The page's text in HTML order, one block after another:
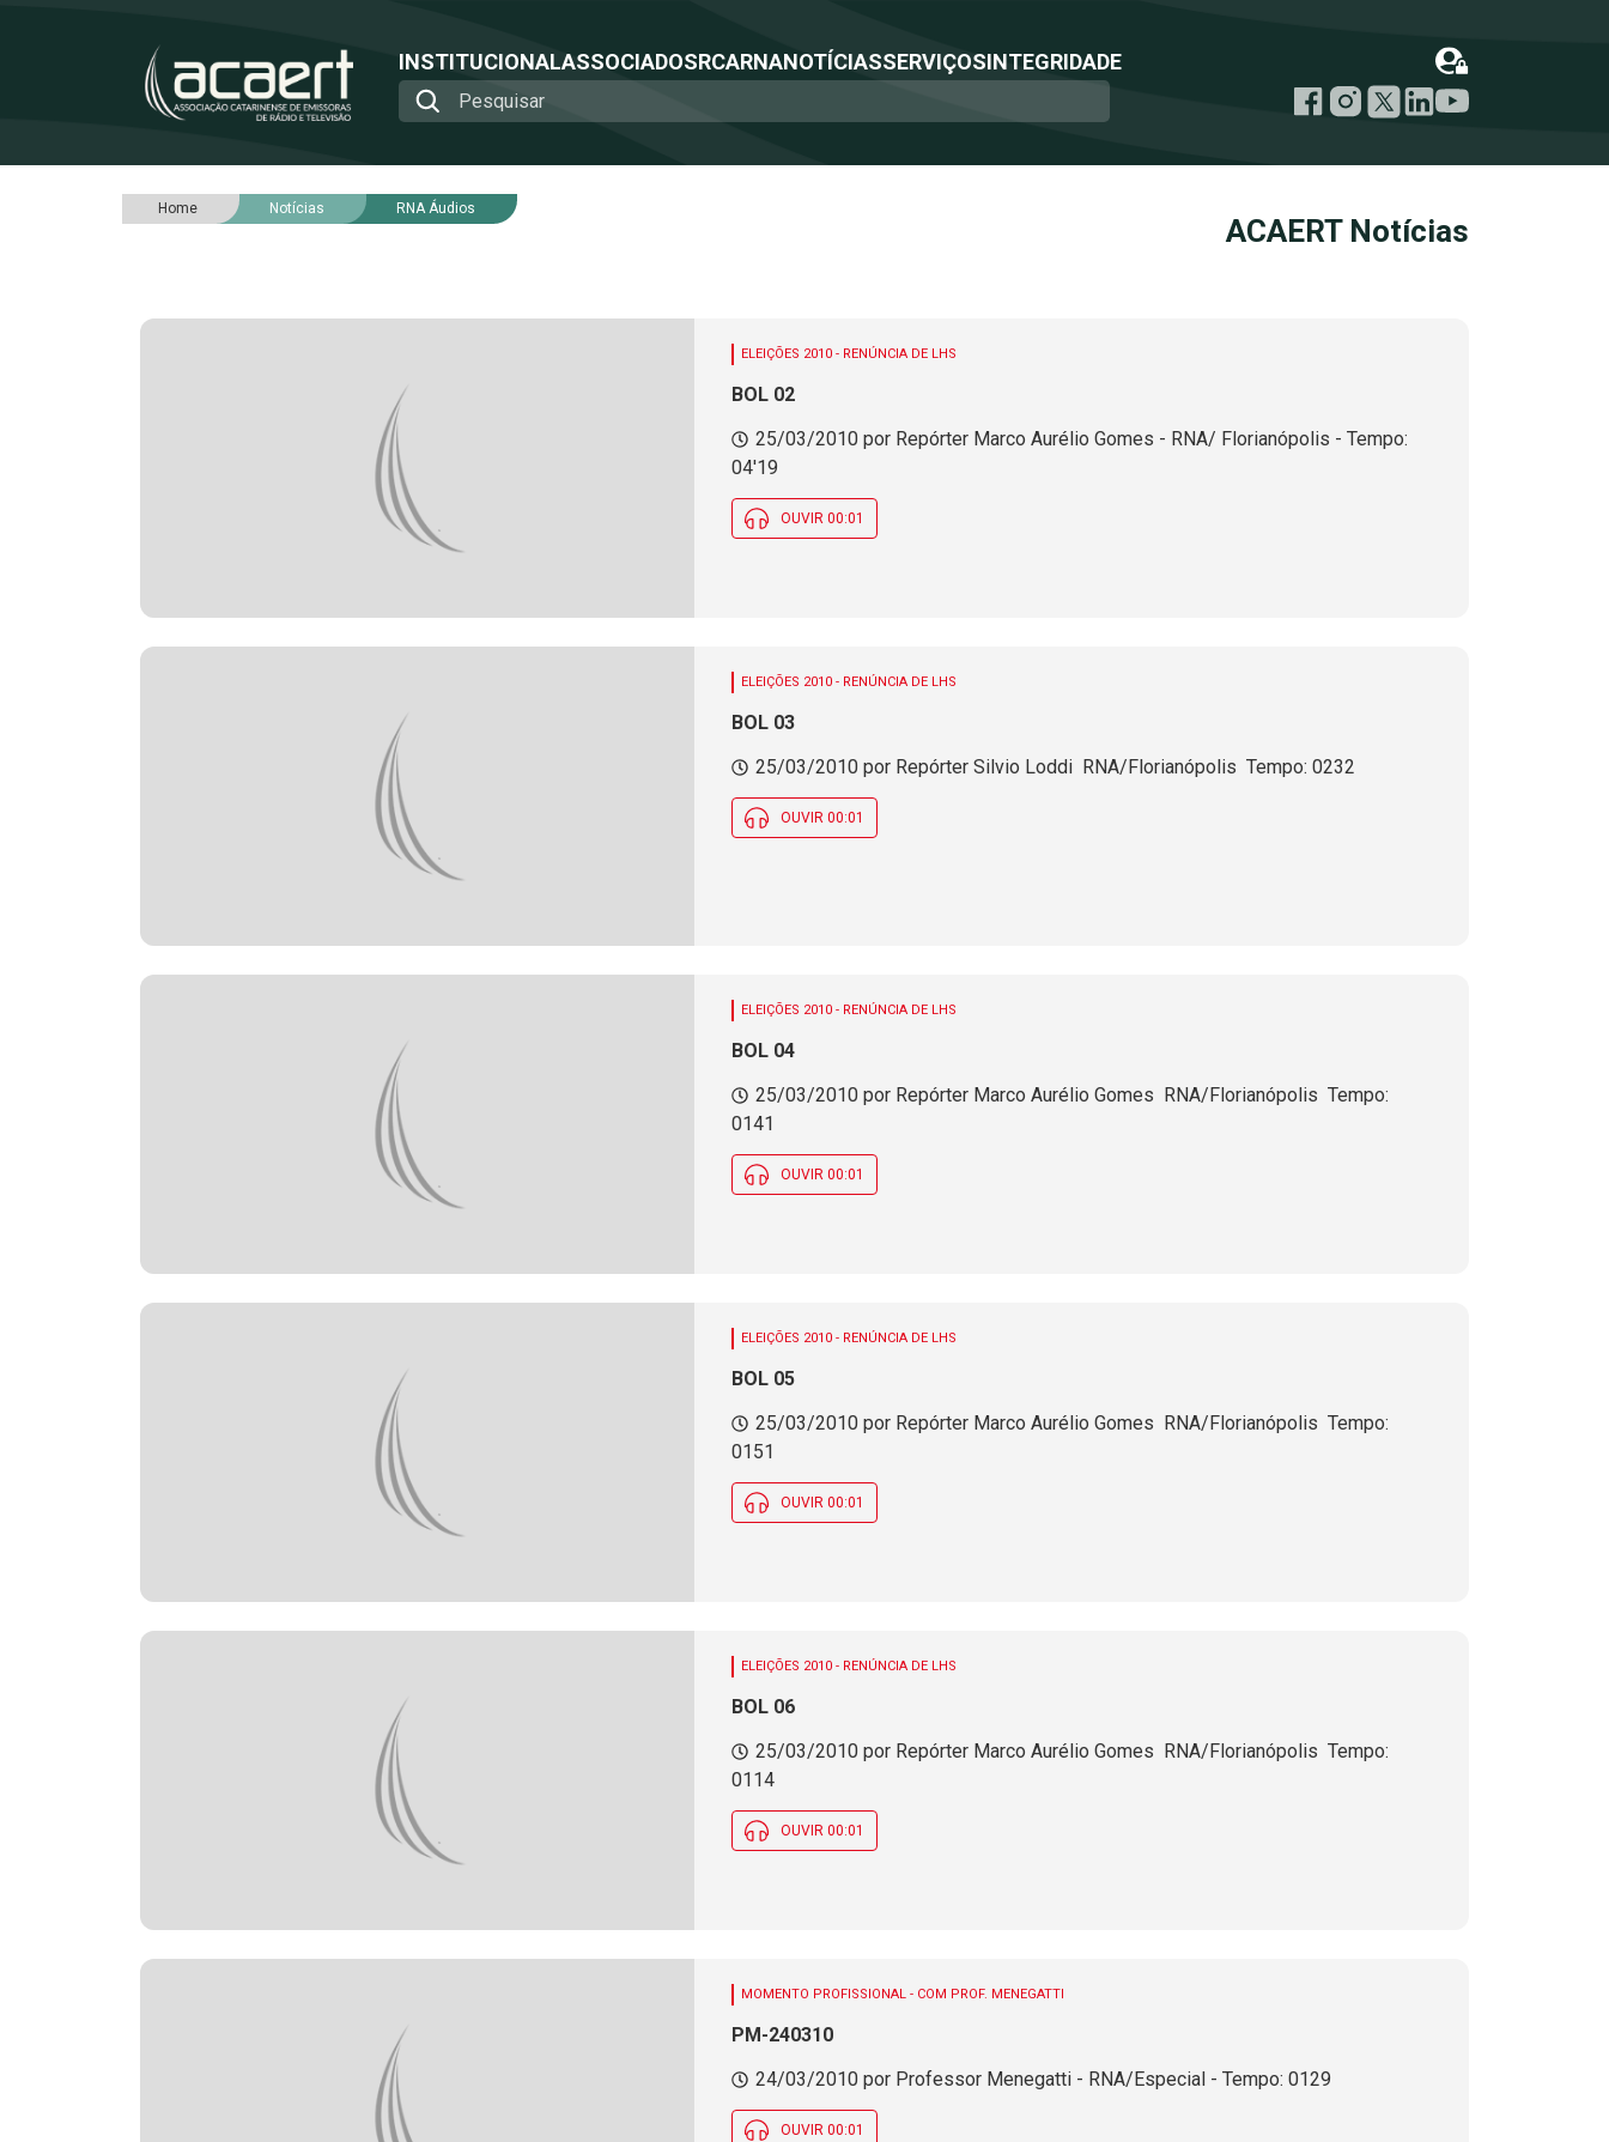
INSTITUCIONALASSOCIADOSRCARNANOTÍCIASSERVIÇOSINTEGRIDADE
Home Notícias RNA Áudios
ACAERT Notícias
ELEIÇÕES 2010 - RENÚNCIA DE LHS
BOL 02
25/03/2010 por Repórter Marco Aurélio Gomes - RNA/ Florianópolis - Tempo:
04'19
OUVIR 00:01
ELEIÇÕES 2010 - RENÚNCIA DE LHS
BOL 03
25/03/2010 por Repórter Silvio Loddi  RNA/Florianópolis  Tempo: 0232
OUVIR 00:01
ELEIÇÕES 2010 - RENÚNCIA DE LHS
BOL 04
25/03/2010 por Repórter Marco Aurélio Gomes  RNA/Florianópolis  Tempo:
0141
OUVIR 00:01
ELEIÇÕES 2010 - RENÚNCIA DE LHS
BOL 05
25/03/2010 por Repórter Marco Aurélio Gomes  RNA/Florianópolis  Tempo:
0151
OUVIR 00:01
ELEIÇÕES 2010 - RENÚNCIA DE LHS
BOL 06
25/03/2010 por Repórter Marco Aurélio Gomes  RNA/Florianópolis  Tempo:
0114
OUVIR 00:01
MOMENTO PROFISSIONAL - COM PROF. MENEGATTI
PM-240310
24/03/2010 por Professor Menegatti - RNA/Especial - Tempo: 0129
OUVIR 00:01